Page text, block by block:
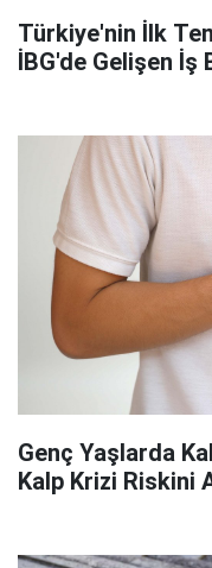
Türkiye'nin İlk
İBG'de Gelişen İş
Genç Yaşlarda
Kalp Krizi Riskini